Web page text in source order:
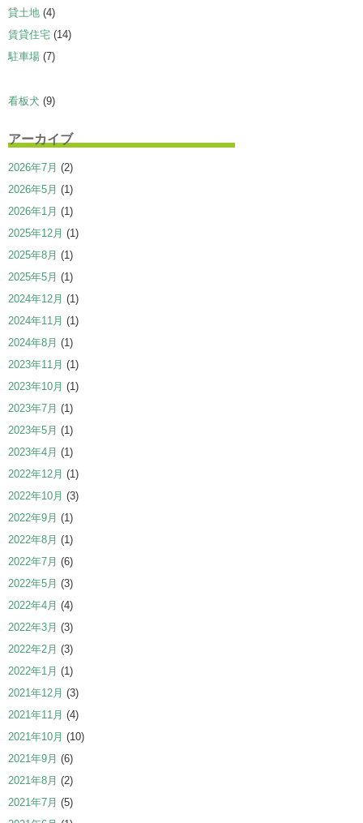
貸土地 (4)
賃貸住宅 (14)
駐車場 (7)
看板犬 (9)
アーカイブ
2026年7月 (2)
2026年5月 (1)
2026年1月 (1)
2025年12月 (1)
2025年8月 (1)
2025年5月 (1)
2024年12月 (1)
2024年11月 (1)
2024年8月 (1)
2023年11月 (1)
2023年10月 (1)
2023年7月 (1)
2023年5月 (1)
2023年4月 (1)
2022年12月 (1)
2022年10月 (3)
2022年9月 (1)
2022年8月 (1)
2022年7月 (6)
2022年5月 (3)
2022年4月 (4)
2022年3月 (3)
2022年2月 (3)
2022年1月 (1)
2021年12月 (3)
2021年11月 (4)
2021年10月 (10)
2021年9月 (6)
2021年8月 (2)
2021年7月 (5)